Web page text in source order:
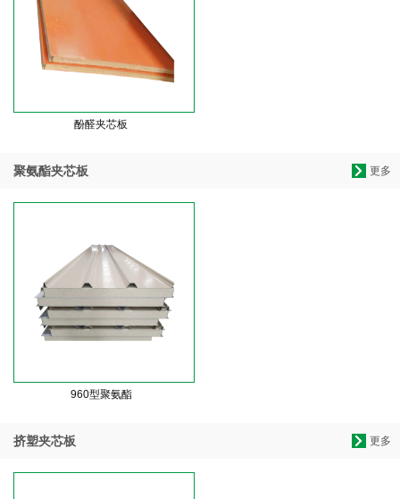
酚醛夹芯板
更多
聚氨酯夹芯板
960型聚氨酯
更多
挤塑夹芯板